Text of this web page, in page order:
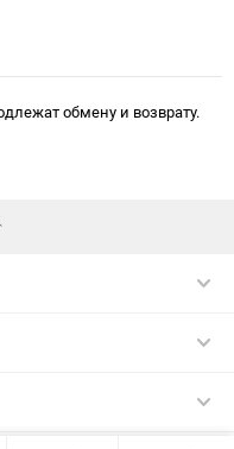
обмену и возврату.